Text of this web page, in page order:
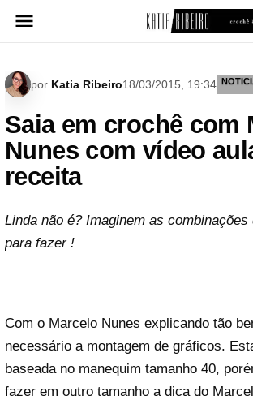
para
por Katia Ribeiro18/03/2015, 19:34
Saia em crochê com
Nunes com vídeo
receita
Linda não é? Imaginem as
para fazer !
Com o Marcelo Nunes explicando tão
necessário a montagem de gráficos.
baseada no manequim tamanho 40,
fazer em outro tamanho a dica do